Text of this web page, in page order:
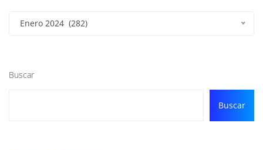
Enero 2024 (282)
Buscar
Buscar